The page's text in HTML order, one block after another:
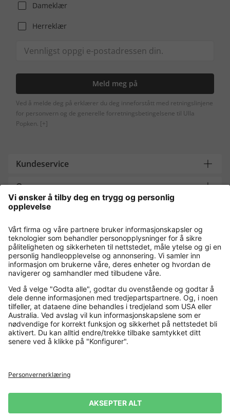
Dameklær
Herreklær
Meld meg på
Ved å melde deg på erklærer du deg inneforstått med retningslinjene
for personvern og de generelle forretningsbetingelsene til Ulla
Popken. [+]
Kundeservice
Om oss
Contact
Payment and Delivery
Kjøp trygt med
Flere nettbutikker
Norge
Personvernerklæring
Vilkår og betingelser
Firmainformasjon
Angrerett Levering